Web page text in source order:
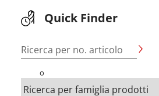
Quick Finder
Ricerca per no. articolo
o